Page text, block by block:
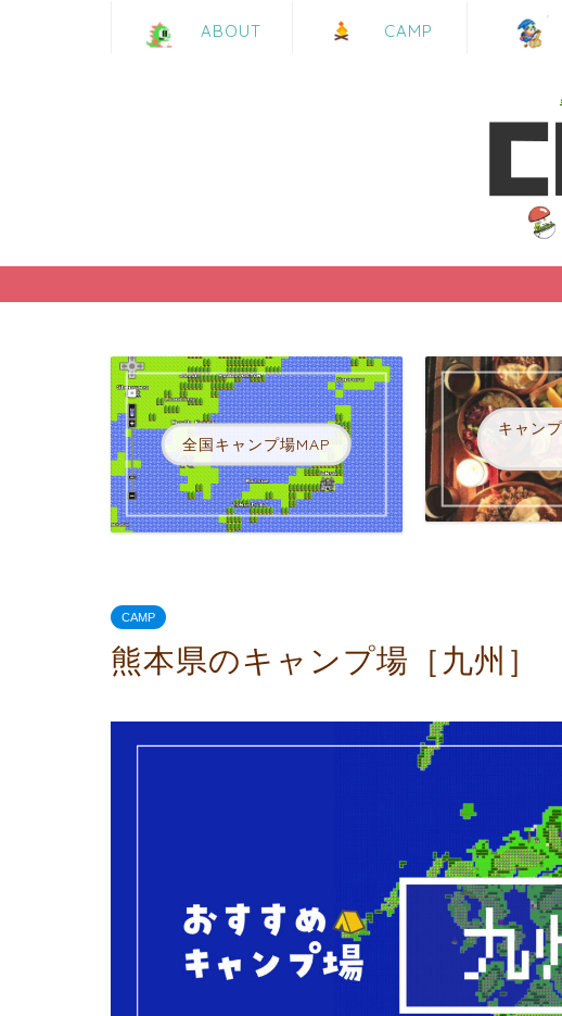
ABOUT CAMP
全国キャンプ場MAP
キャン
CAMP
熊本県のキャンプ場［九州］